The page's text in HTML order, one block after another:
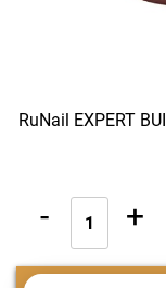
RuNail EXPERT
- +